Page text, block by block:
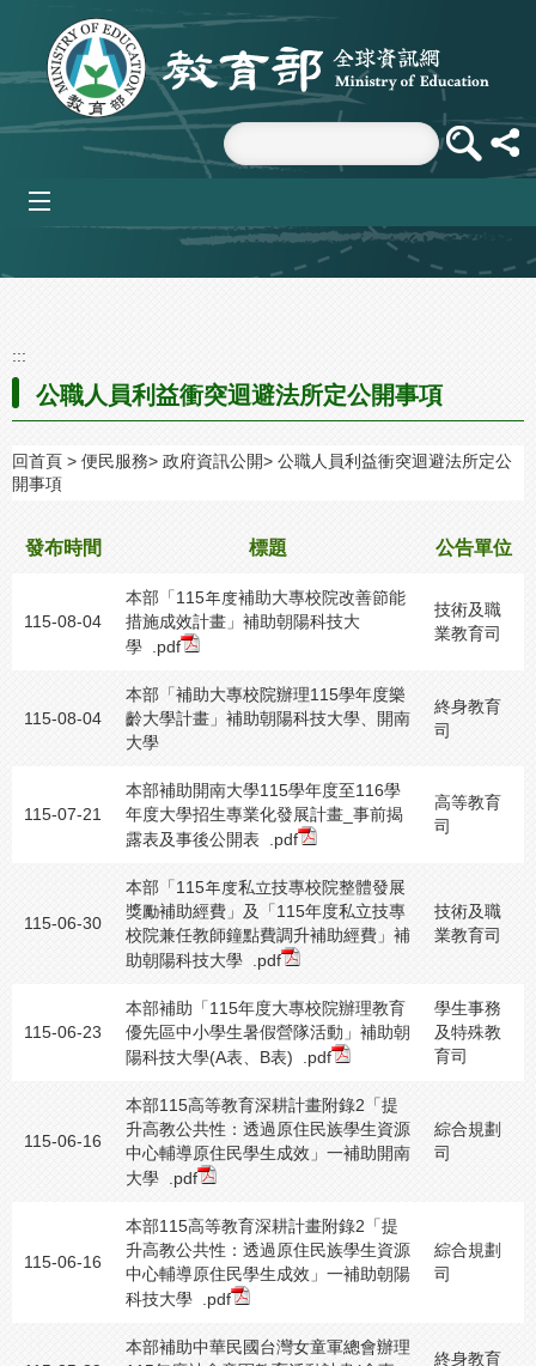
跳到主要內容區塊
:::
公職人員利益衝突迴避法所定公開事項
回首頁 便民服務 政府資訊公開
公職人員利益衝突迴避法所定公
開事項
發布時間 標題 公告單位
115-08-04
本部「115年度補助大專校院改善節能
措施成效計畫」補助朝陽科技大
學
.pdf
技術及職
業教育司
115-08-04
本部「補助大專校院辦理115學年度樂
齡大學計畫」補助朝陽科技大學、開南
大學
終身教育
司
115-07-21
本部補助開南大學115學年度至116學
年度大學招生專業化發展計畫_事前揭
露表及事後公開表
.pdf
高等教育
司
115-06-30
本部「115年度私立技專校院整體發展
獎勵補助經費」及「115年度私立技專
校院兼任教師鐘點費調升補助經費」補
助朝陽科技大學
.pdf
技術及職
業教育司
115-06-23
本部補助「115年度大專校院辦理教育
優先區中小學生暑假營隊活動」補助朝
陽科技大學(A表、B表)
.pdf
學生事務
及特殊教
育司
115-06-16
本部115高等教育深耕計畫附錄2「提
升高教公共性：透過原住民族學生資源
中心輔導原住民學生成效」一補助開南
大學
.pdf
綜合規劃
司
115-06-16
本部115高等教育深耕計畫附錄2「提
升高教公共性：透過原住民族學生資源
中心輔導原住民學生成效」一補助朝陽
科技大學
.pdf
綜合規劃
司
本部補助中華民國台灣女童軍總會辦理
終身教育